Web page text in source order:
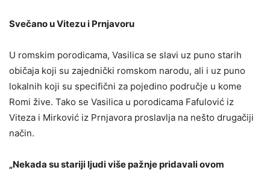
Svečano u Vitezu i Prnjavoru
U romskim porodicama, Vasilica se slavi uz puno starih
običaja koji su zajednički romskom narodu, ali i uz puno
lokalnih koji su specifični za pojedino područje u kome
Romi žive. Tako se Vasilica u porodicama Fafulović iz
Viteza i Mirković iz Prnjavora proslavlja na nešto drugačiji
način.
„Nekada su stariji ljudi više pažnje pridavali ovom